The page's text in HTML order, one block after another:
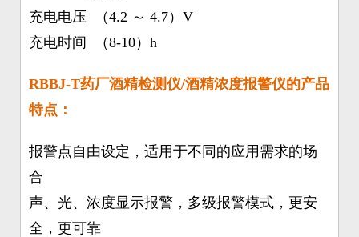
充电电压 （4.2 ～ 4.7）V
充电时间 （8-10）h
RBBJ-T药厂酒精检测仪/酒精浓度报警仪的产品
特点：
报警点自由设定，适用于不同的应用需求的场
合
声、光、浓度显示报警，多级报警模式，更安
全，更可靠